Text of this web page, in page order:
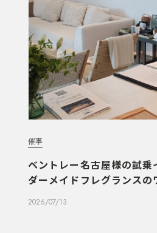
催事
ベントレー名古屋様の試乗
ダーメイドフレグランスの
2026/07/13